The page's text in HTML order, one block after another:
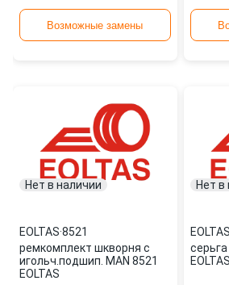
Возможные замены
Нет в наличии
EOLTAS·8521
ремкомплект шкворня с
игольч.подшип. MAN 8521
EOLTAS
Нет в
EOLTAS
EOLTAS